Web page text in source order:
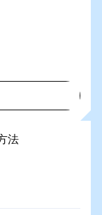
法